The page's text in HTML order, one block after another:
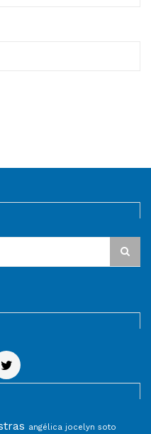
angélica jocelyn soto